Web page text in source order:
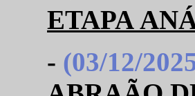
ETAPA
- (03/12/